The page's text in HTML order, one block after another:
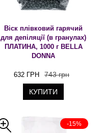
Віск плівковий гарячий
для депіляції (в гранулах)
ПЛАТИНА, 1000 г BELLA
DONNA
632 ГРН 743 грн
КУПИТИ
-15%